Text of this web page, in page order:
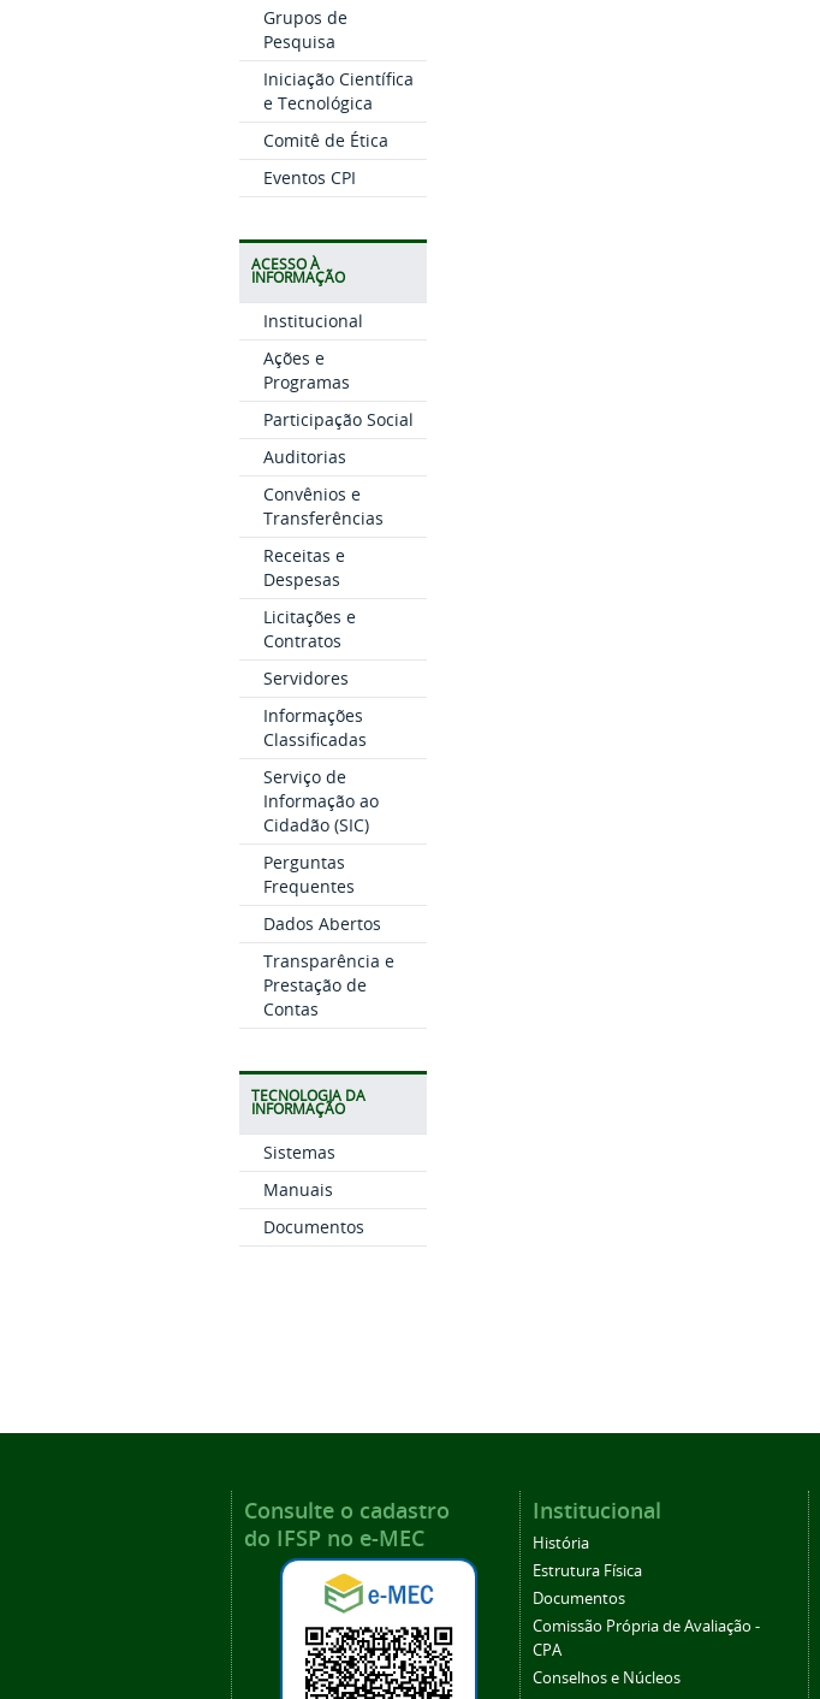
Grupos de
Pesquisa
Iniciação Científica
e Tecnológica
Comitê de Ética
Eventos CPI
ACESSO À
INFORMAÇÃO
Institucional
Ações e
Programas
Participação Social
Auditorias
Convênios e
Transferências
Receitas e
Despesas
Licitações e
Contratos
Servidores
Informações
Classificadas
Serviço de
Informação ao
Cidadão (SIC)
Perguntas
Frequentes
Dados Abertos
Transparência e
Prestação de
Contas
TECNOLOGIA DA
INFORMAÇÃO
Sistemas
Manuais
Documentos
Consulte o cadastro
do IFSP no e-MEC
Institucional
História
Estrutura Física
Documentos
Comissão Própria de Avaliação -
CPA
Conselhos e Núcleos